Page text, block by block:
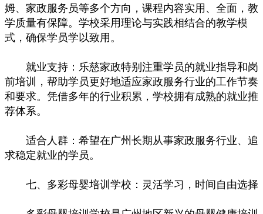
姆、家政服务员等多个方向，课程内容实用、全面，教
学质量有保障。学校采用理论与实践相结合的教学模
式，确保学员学以致用。
就业支持：乐慈家政特别注重学员的就业指导和岗
前培训，帮助学员更好地适应家政服务行业的工作节奏
和要求。凭借多年的行业积累，学校拥有成熟的就业推
荐体系。
适合人群：希望在广州长期从事家政服务行业、追
求稳定就业的学员。
七、多彩母婴培训学校：灵活学习，时间自由选择